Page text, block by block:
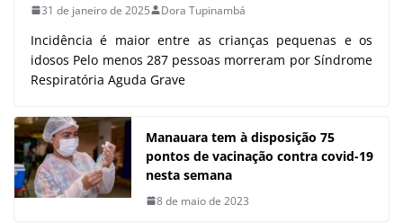
31 de janeiro de 2025 Dora Tupinambá
Incidência é maior entre as crianças pequenas e os
idosos Pelo menos 287 pessoas morreram por Síndrome
Respiratória Aguda Grave
Manauara tem à disposição 75
pontos de vacinação contra covid-19
nesta semana
8 de maio de 2023